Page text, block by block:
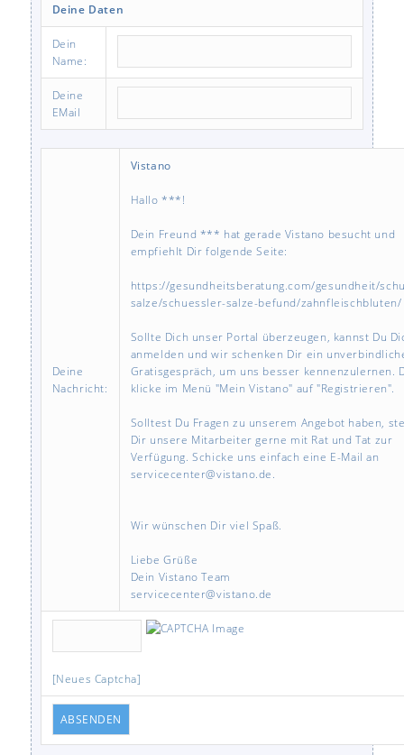
Deine Daten
Dein
Name:
Deine
EMail
Deine
Nachricht:
Vistano
Hallo ***!
Dein Freund *** hat gerade Vistano besucht und
empfiehlt Dir folgende Seite:
https://gesundheitsberatung.com/gesundheit/
salze/schuessler-salze-befund/zahnfleischbluten/
Sollte Dich unser Portal überzeugen, kannst Du
anmelden und wir schenken Dir ein
Gratisgespräch, um uns besser kennenzulernen.
klicke im Menü "Mein Vistano" auf "Registrieren".
Solltest Du Fragen zu unserem Angebot haben,
Dir unsere Mitarbeiter gerne mit Rat und Tat zur
Verfügung. Schicke uns einfach eine E-Mail an
servicecenter@vistano.de.
Wir wünschen Dir viel Spaß.
Liebe Grüße
Dein Vistano Team
servicecenter@vistano.de
[Neues Captcha]
ABSENDEN